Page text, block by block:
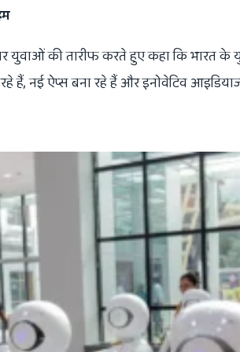
पर युवाओं की तारीफ करते हुए कहा कि भारत के
हैं, नई ऐप्स बना रहे हैं और इनोवेटिव